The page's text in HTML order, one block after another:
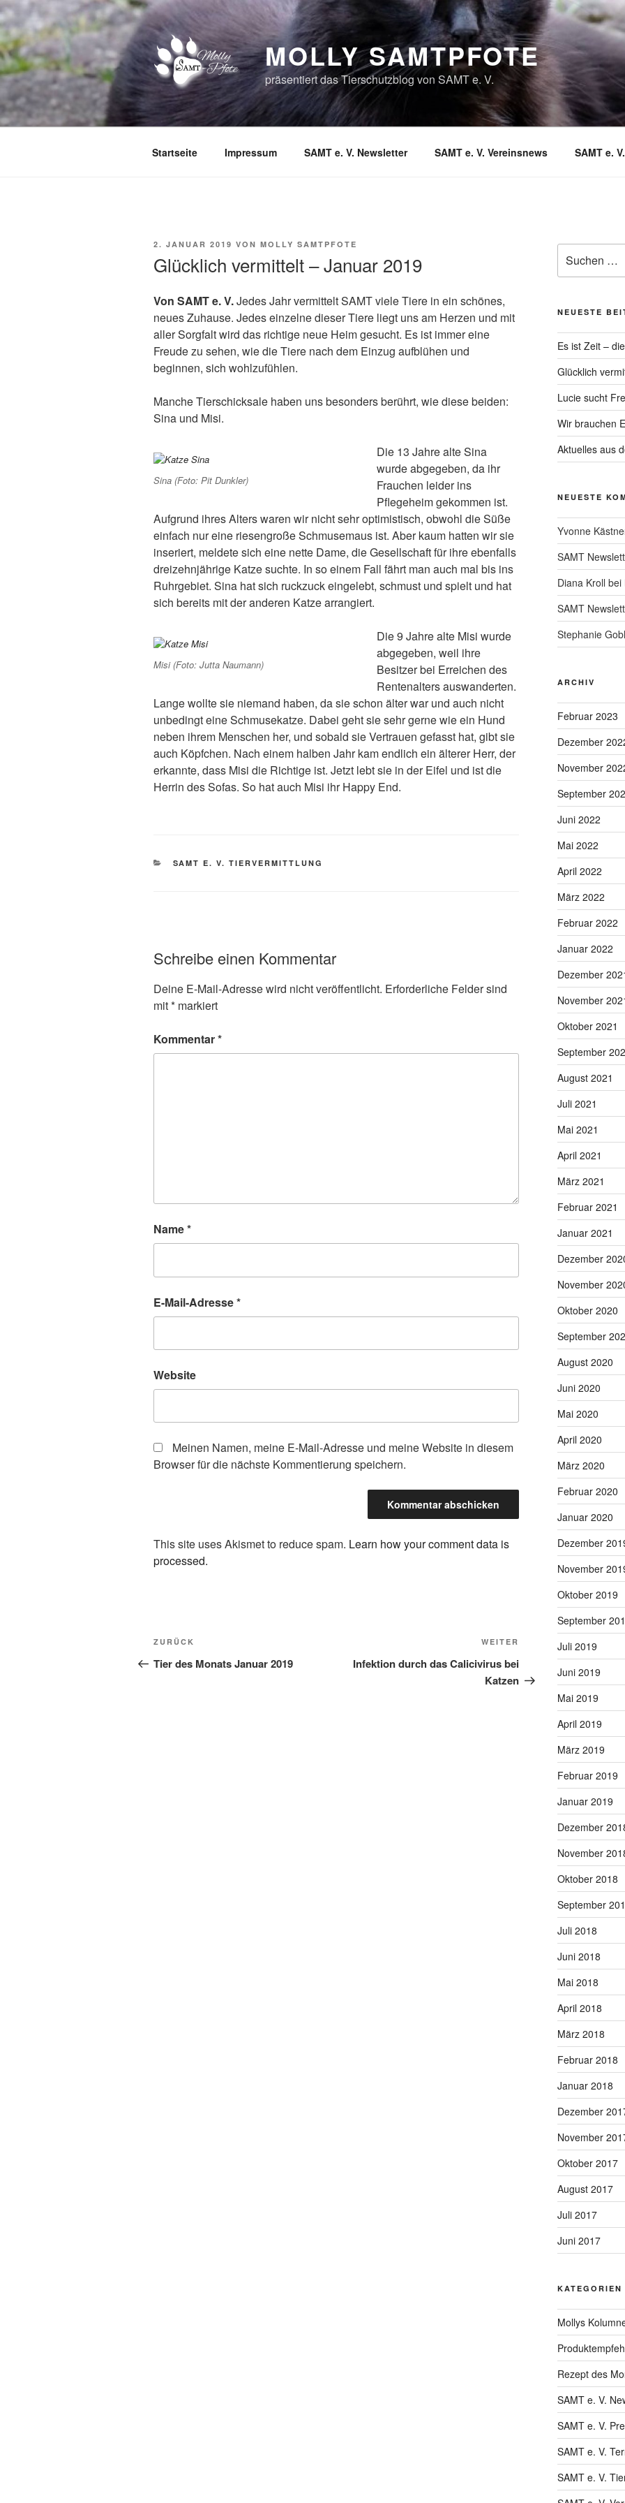
Zum
Inhalt
springen
MOLLY SAMTPFOTE
präsentiert das Tierschutzblog von SAMT e. V.
Startseite Impressum SAMT e. V. Newsletter SAMT e. V. Vereinsnews SAMT e.
VERÖFFENTLICHT
2. JANUAR 2019 VON MOLLY SAMTPFOTE
Glücklich vermittelt – Januar 2019
Von SAMT e. V.Jedes Jahr vermittelt SAMT viele Tiere in ein schönes,
neues Zuhause. Jedes einzelne dieser Tiere liegt uns am Herzen und mit
aller Sorgfalt wird das richtige neue Heim gesucht. Es ist immer eine
Freude zu sehen, wie die Tiere nach dem Einzug aufblühen und
beginnen, sich wohlzufühlen.
Manche Tierschicksale haben uns besonders berührt, wie diese beiden:
Sina und Misi.
Sina (Foto: Pit Dunkler)
Die 13 Jahre alte Sina
wurde abgegeben, da ihr
Frauchen leider ins
Pflegeheim gekommen ist.
Aufgrund ihres Alters waren wir nicht sehr optimistisch, obwohl die Süße
einfach nur eine riesengroße Schmusemaus ist. Aber kaum hatten wir sie
inseriert, meldete sich eine nette Dame, die Gesellschaft für ihre ebenfalls
dreizehnjährige Katze suchte. In so einem Fall fährt man auch mal bis ins
Ruhrgebiet. Sina hat sich ruckzuck eingelebt, schmust und spielt und hat
sich bereits mit der anderen Katze arrangiert.
Misi (Foto: Jutta Naumann)
Die 9 Jahre alte Misi wurde
abgegeben, weil ihre
Besitzer bei Erreichen des
Rentenalters auswanderten.
Lange wollte sie niemand haben, da sie schon älter war und auch nicht
unbedingt eine Schmusekatze. Dabei geht sie sehr gerne wie ein Hund
neben ihrem Menschen her, und sobald sie Vertrauen gefasst hat, gibt sie
auch Köpfchen. Nach einem halben Jahr kam endlich ein älterer Herr, der
erkannte, dass Misi die Richtige ist. Jetzt lebt sie in der Eifel und ist die
Herrin des Sofas. So hat auch Misi ihr Happy End.
KATEGORIEN
SAMT E. V. TIERVERMITTLUNG
Schreibe einen Kommentar
Deine E-Mail-Adresse wird nicht veröffentlicht. Erforderliche Felder sind
mit* markiert
Kommentar*
Name*
E-Mail-Adresse*
Website
Meinen Namen, meine E-Mail-Adresse und meine Website in diesem
Browser für die nächste Kommentierung speichern.
This site uses Akismet to reduce spam. Learn how your comment data is
processed.
Beitragsnavigation
Vorheriger
Beitrag
ZURÜCK
Tier des Monats Januar 2019
Nächster
Beitrag
WEITER
Infektion durch das Calicivirus bei
Katzen
nach:
NEUESTE
Es ist Zeit –
Glücklich
Lucie sucht
Wir brauchen
Aktuelles aus
NEUESTE
Yvonne
SAMT
Diana Kroll bei
SAMT
Stephanie
ARCHIV
Februar 2023
Dezember
November
September
Juni 2022
Mai 2022
April 2022
März 2022
Februar 2022
Januar 2022
Dezember
November
Oktober 2021
September
August 2021
Juli 2021
Mai 2021
April 2021
März 2021
Februar 2021
Januar 2021
Dezember
November
Oktober 2020
September
August 2020
Juni 2020
Mai 2020
April 2020
März 2020
Februar 2020
Januar 2020
Dezember
November
Oktober 2019
September
Juli 2019
Juni 2019
Mai 2019
April 2019
März 2019
Februar 2019
Januar 2019
Dezember
November
Oktober 2018
September
Juli 2018
Juni 2018
Mai 2018
April 2018
März 2018
Februar 2018
Januar 2018
Dezember
November
Oktober 2017
August 2017
Juli 2017
Juni 2017
KATEGORIEN
Mollys
Rezept des
SAMT e. V.
SAMT e. V.
SAMT e. V.
SAMT e. V.